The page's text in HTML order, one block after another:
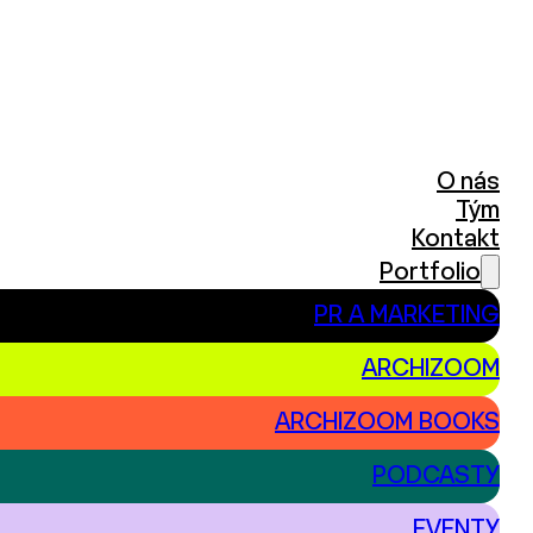
O nás
Tým
Kontakt
Portfolio
PR A MARKETING
ARCHIZOOM
ARCHIZOOM BOOKS
PODCASTY